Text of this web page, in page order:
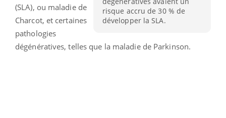
risque accru de 30 % de
développer la SLA.
(SLA), ou maladie de
Charcot, et certaines
pathologies
dégénératives, telles que la maladie de Parkinson.